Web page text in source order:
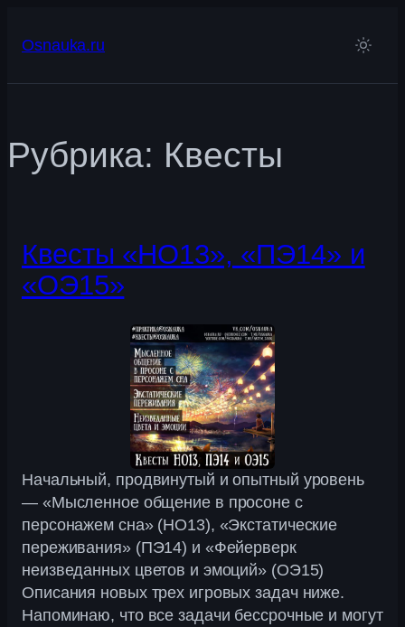
Osnauka.ru
Рубрика: Квесты
Квесты «НО13», «ПЭ14» и
«ОЭ15»
Начальный, продвинутый и опытный уровень
— «Мысленное общение в просоне с
персонажем сна» (НО13), «Экстатические
переживания» (ПЭ14) и «Фейерверк
неизведанных цветов и эмоций» (ОЭ15)
Описания новых трех игровых задач ниже.
Напоминаю, что все задачи бессрочные и могут